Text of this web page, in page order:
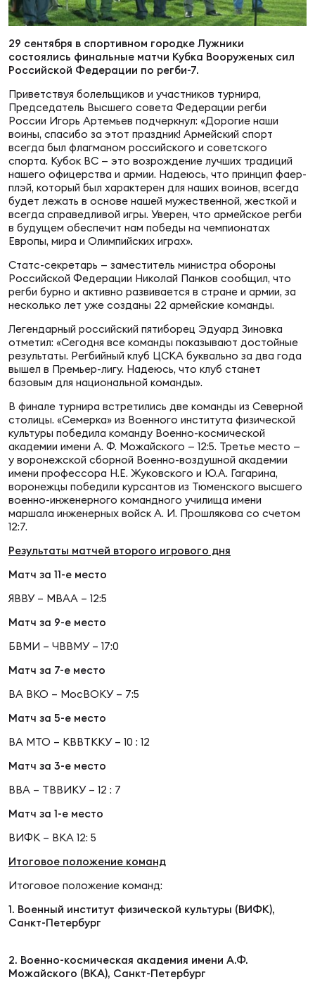
Регионы
Сборные
Антидопинг
Магазин
Контакты
29 сентября в спортивном городке Лужники
состоялись финальные матчи Кубка Вооруженых сил
Российской Федерации по регби-7.
Приветствуя болельщиков и участников турнира,
Председатель Высшего совета Федерации регби
России Игорь Артемьев подчеркнул: «Дорогие наши
воины, спасибо за этот праздник! Армейский спорт
всегда был флагманом российского и советского
спорта. Кубок ВС — это возрождение лучших традиций
нашего офицерства и армии. Надеюсь, что принцип фаер-
плэй, который был характерен для наших воинов, всегда
будет лежать в основе нашей мужественной, жесткой и
всегда справедливой игры. Уверен, что армейское регби
в будущем обеспечит нам победы на чемпионатах
Европы, мира и Олимпийских играх».
Статс-секретарь — заместитель министра обороны
Российской Федерации Николай Панков сообщил, что
регби бурно и активно развивается в стране и армии, за
несколько лет уже созданы 22 армейские команды.
Легендарный российский пятиборец Эдуард Зиновка
отметил: «Сегодня все команды показывают достойные
результаты. Регбийный клуб ЦСКА буквально за два года
вышел в Премьер-лигу. Надеюсь, что клуб станет
базовым для национальной команды».
В финале турнира встретились две команды из Северной
столицы. «Семерка» из Военного института физической
культуры победила команду Военно-космической
академии имени А. Ф. Можайского — 12:5. Третье место —
у воронежской сборной Военно-воздушной академии
имени профессора Н.Е. Жуковского и Ю.А. Гагарина,
воронежцы победили курсантов из Тюменского высшего
военно-инженерного командного училища имени
маршала инженерных войск А. И. Прошлякова со счетом
12:7.
Результаты матчей второго игрового дня
Матч за 11-е место
ЯВВУ – МВАА – 12:5
Матч за 9-е место
БВМИ – ЧВВМУ – 17:0
Матч за 7-е место
ВА ВКО – МосВОКУ – 7:5
Матч за 5-е место
ВА МТО – КВВТККУ – 10 : 12
Матч за 3-е место
ВВА – ТВВИКУ – 12 : 7
Матч за 1-е место
ВИФК – ВКА 12: 5
Итоговое положение команд
Итоговое положение команд:
1. Военный институт физической культуры (ВИФК),
Санкт-Петербург
2. Военно-космическая академия имени А.Ф.
Можайского (ВКА), Санкт-Петербург
ОТПРАВИТЬ